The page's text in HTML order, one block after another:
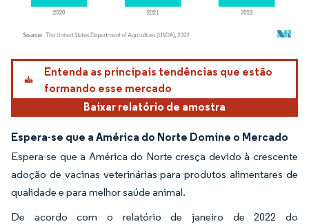
Imagem © Mordor Intelligence. O reuso requer atribuição conforme CC BY 4.0.
Entenda as principais tendências que estão
formando esse mercado
Baixar relatório de amostra
Espera-se que a América do Norte Domine o Mercado
Espera-se que a América do Norte cresça devido à crescente
adoção de vacinas veterinárias para produtos alimentares de
qualidade e para melhor saúde animal.
De acordo com o relatório de janeiro de 2022 do